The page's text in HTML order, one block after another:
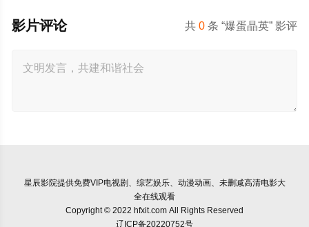
共0 条 “爆蛋晶英” 影评
影片评论
星辰影院提供免费VIP电视剧、综艺娱乐、动漫动画、未删减高清电影大
全在线观看
Copyright © 2022 hfxit.com All Rights Reserved
辽ICP备20220752号